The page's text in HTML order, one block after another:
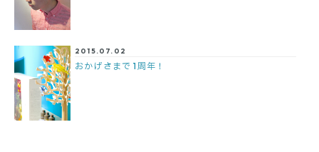
2015.07.02
おかげさまで 1周年！